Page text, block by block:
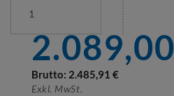
2.089,00
Brutto: 2.485,91 €
Exkl. MwSt.